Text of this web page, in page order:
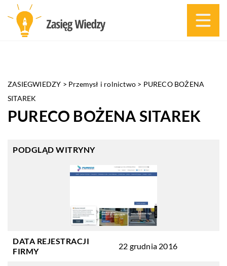
ZASIEGWIEDZY > Przemysł i rolnictwo > PURECO BOŻENA
SITAREK
PURECO BOŻENA SITAREK
PODGLĄD WITRYNY
DATA REJESTRACJI
FIRMY
22 grudnia 2016